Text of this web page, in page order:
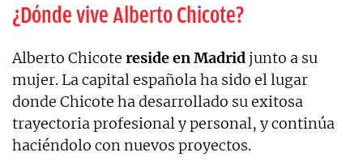
¿Dónde vive Alberto Chicote?
Alberto Chicote reside en Madridjunto a su
mujer. La capital española ha sido el lugar
donde Chicote ha desarrollado su exitosa
trayectoria profesional y personal, y continúa
haciéndolo con nuevos proyectos.